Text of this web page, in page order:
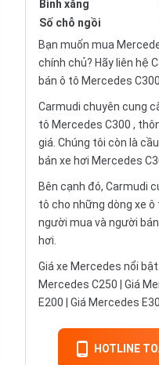
Bình xăng
Số chỗ ngồi
Bạn muốn mua
chính chủ? Hãy liên hệ
bán ô tô Mercedes
Carmudi chuyên cung
tô Mercedes C300 ,
giá. Chúng tôi còn là
bán xe hơi Mercedes
Bên cạnh đó, Carmudi
tô cho những dòng xe
người mua và người
hơi.
Giá xe Mercedes nổi
Mercedes C250 | Giá
E200 | Giá Mercedes
HOTLINE